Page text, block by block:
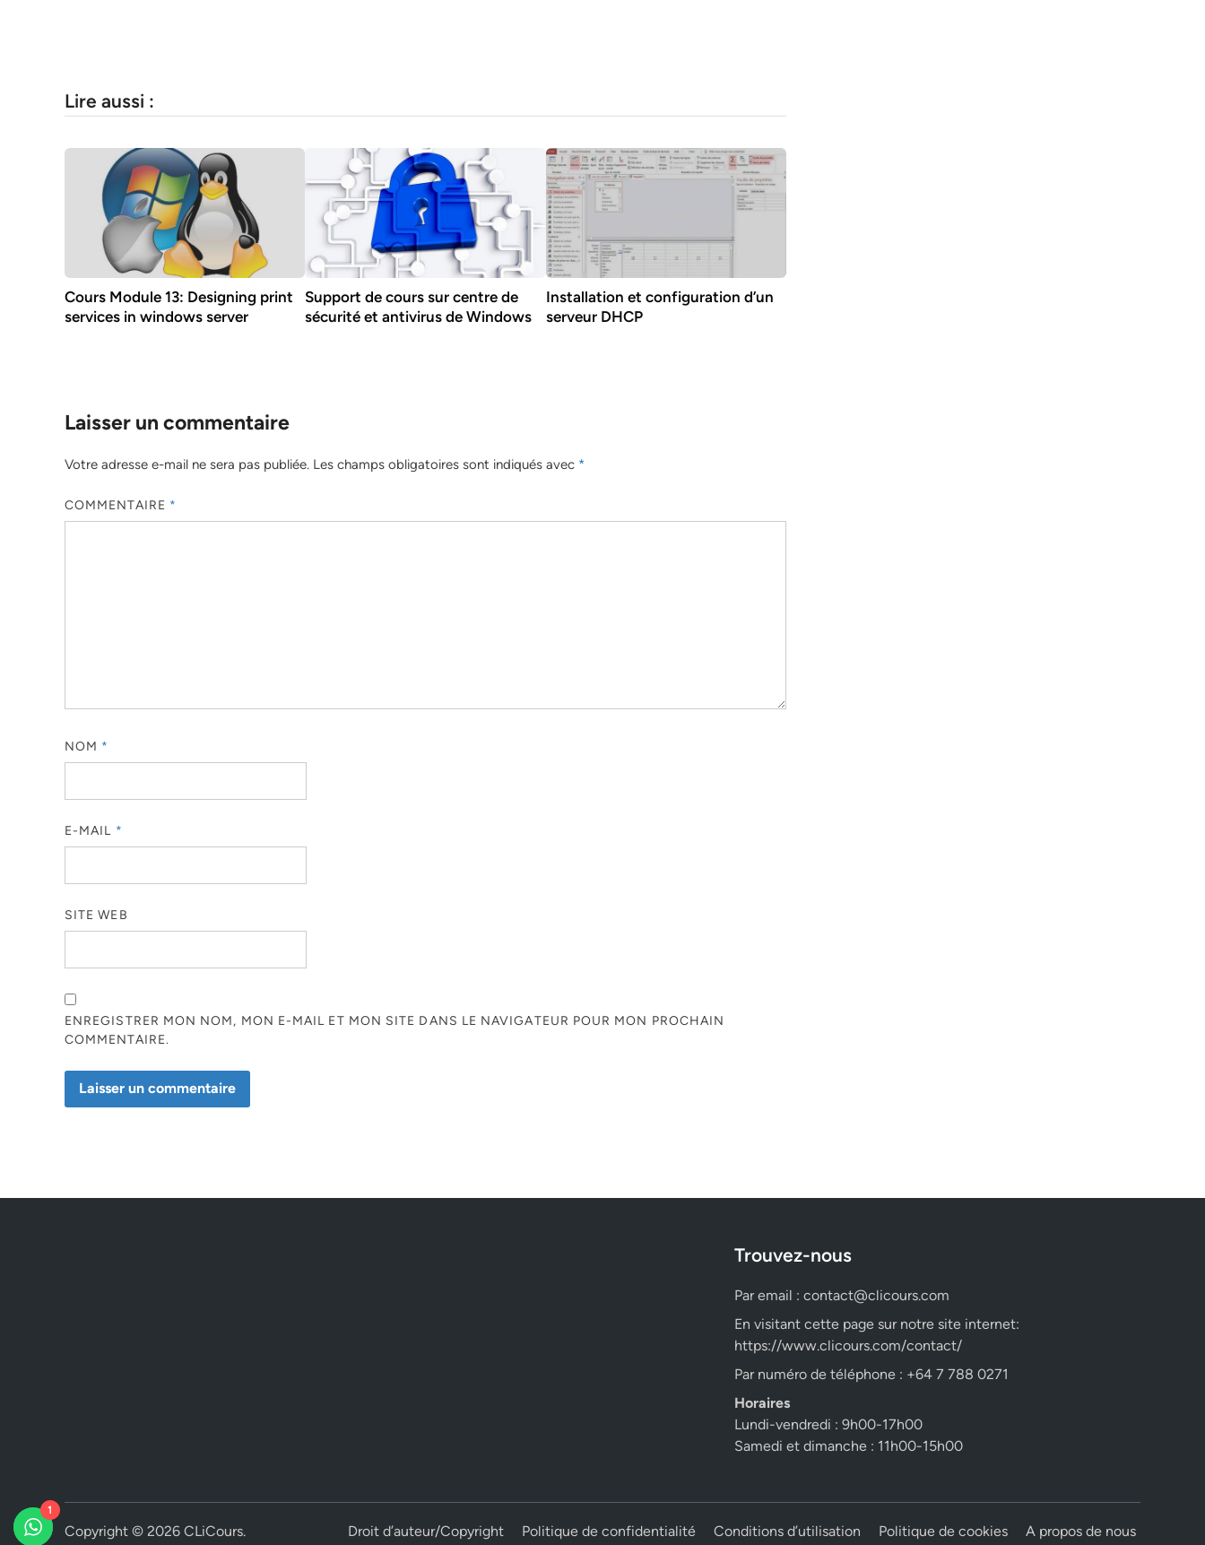
Lire aussi :
Cours Module 13: Designing print
services in windows server
Support de cours sur centre de
sécurité et antivirus de Windows
Installation et configuration d’un
serveur DHCP
Laisser un commentaire
Votre adresse e-mail ne sera pas publiée. Les champs obligatoires sont indiqués avec *
COMMENTAIRE *
NOM *
E-MAIL *
SITE WEB
ENREGISTRER MON NOM, MON E-MAIL ET MON SITE DANS LE NAVIGATEUR POUR MON PROCHAIN
COMMENTAIRE.
Trouvez-nous
Par email : contact@clicours.com
En visitant cette page sur notre site internet:
https://www.clicours.com/contact/
Par numéro de téléphone : +64 7 788 0271
Horaires
Lundi-vendredi : 9h00-17h00
Samedi et dimanche : 11h00-15h00
Copyright © 2026 CLiCours. Droit d’auteur/Copyright Politique de confidentialité Conditions d’utilisation Politique de cookies A propos de nous
1